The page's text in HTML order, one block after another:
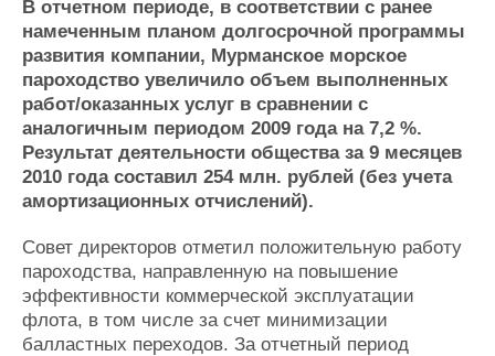
Реклама
Конференции
Выставки и семинары
Личности
Словарь
Флот
Галерея флота
Форум
Отзывы
Все службы
В отчетном периоде, в соответствии с ранее
намеченным планом долгосрочной программы
развития компании, Мурманское морское
пароходство увеличило объем выполненных
работ/оказанных услуг в сравнении с
аналогичным периодом 2009 года на 7,2 %.
Результат деятельности общества за 9 месяцев
2010 года составил 254 млн. рублей (без учета
амортизационных отчислений).
Совет директоров отметил положительную работу
пароходства, направленную на повышение
эффективности коммерческой эксплуатации
флота, в том числе за счет минимизации
балластных переходов. За отчетный период